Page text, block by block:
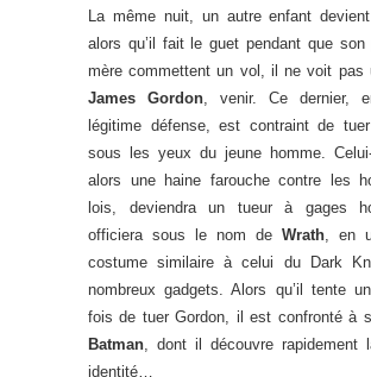
La même nuit, un autre enfant
alors qu’il fait le guet pendant que
mère commettent un vol, il ne voit pas
James Gordon, venir. Ce dernier,
légitime défense, est contraint de
sous les yeux du jeune homme.
alors une haine farouche contre les
lois, deviendra un tueur à gages
officiera sous le nom de Wrath, en
costume similaire à celui du Dark
nombreux gadgets. Alors qu’il tente
fois de tuer Gordon, il est confronté à
Batman, dont il découvre rapidement
identité…